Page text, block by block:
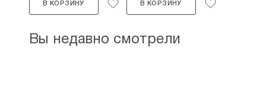
В КОРЗИНУ В КОРЗИНУ
Вы недавно смотрели